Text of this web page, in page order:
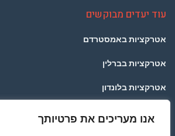
אנו מעריכים את פרטיותך
עוד יעדים מבוקשים
אטרקציות באמסטרדם
אטרקציות בברלין
אטרקציות בלונדון